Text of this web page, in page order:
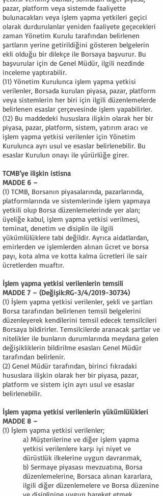
pazar, platform veya sistemde faaliyette
bulunacakları veya işlem yapma yetkileri geçici
olarak durdurulanlar yeniden faaliyete geçecekleri
zaman Yönetim Kurulu tarafından belirlenen
şartların yerine getirildiğini gösteren belgelerin
ekli olduğu bir dilekçe ile Borsaya başvurur. Bu
başvurular için de Genel Müdür, ilgili nezdinde
inceleme yaptırabilir.
(11) Yönetim Kurulunca işlem yapma yetkisi
verilenler, Borsada kurulan piyasa, pazar, platform
veya sistemlerin her biri için ilgili düzenlemelerde
belirlenen esaslar çerçevesinde işlem yapabilirler.
(12) Bu maddedeki hususlara ilişkin olarak her bir
piyasa, pazar, platform, sistem, yatırım aracı ve
işlem yapma yetkisi verilenler için Yönetim
Kurulunca ayrı usul ve esaslar belirlenebilir. Bu
esaslar Kurulun onayı ile yürürlüğe girer.
TCMB’ye ilişkin istisna
MADDE 6 –
(1) TCMB, Borsanın piyasalarında, pazarlarında,
platformlarında ve sistemlerinde işlem yapmaya
yetkili olup Borsa düzenlemelerinde yer alan;
üyeliğe kabul, işlem yapma yetkisi verilmesi,
teminat, denetim ve disiplin ile ilgili
yükümlülüklere tabi değildir. Ayrıca aidatlardan,
emirlerden ve işlemlerden alınan ücret ve borsa
payı, kota alma ve kotta kalma ücretleri ile sair
ücretlerden muaftır.
İşlem yapma yetkisi verilenlerin temsili
MADDE 7 – (Değişik:RG-3/4/2019-30734)
(1) İşlem yapma yetkisi verilenler, şekli ve şartları
Borsa tarafından belirlenen temsil belgelerini
düzenleyerek kendilerini temsil edecek temsilcileri
Borsaya bildirirler. Temsilcilerde aranacak şartlar ve
nitelikler ile bunların durumlarında meydana gelen
değişikliklerin bildirilme esasları Genel Müdür
tarafından belirlenir.
(2) Genel Müdür tarafından, birinci fıkradaki
hususlara ilişkin olarak her bir piyasa, pazar,
platform ve sistem için ayrı usul ve esaslar
belirlenebilir.
İşlem yapma yetkisi verilenlerin yükümlülükleri
MADDE 8 –
(1) İşlem yapma yetkisi verilenler;
a) Müşterilerine ve diğer işlem yapma
yetkisi verilenlere karşı iyi niyet ve
dürüstlük ilkelerine uygun davranmak,
b) Sermaye piyasası mevzuatına, Borsa
düzenlemelerine, Borsaca alınan kararlara,
ilgili diğer düzenlemelere ve Borsa düzenine
ve disiplinine uygun hareket etmek,